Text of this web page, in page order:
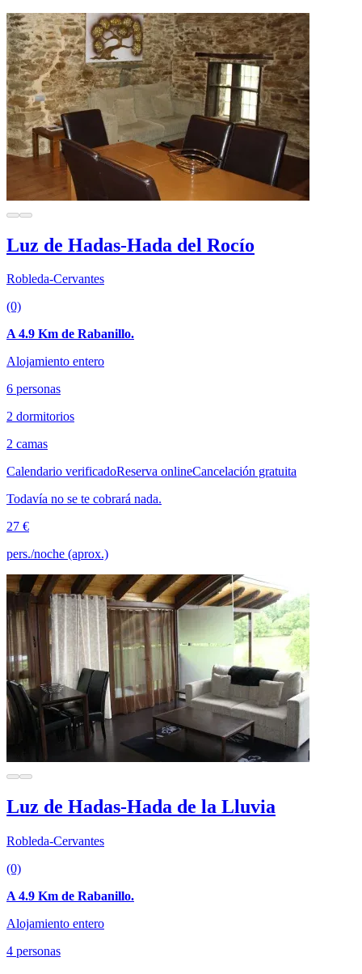
Luz de Hadas-Hada del Rocío
Robleda-Cervantes
(0)
A 4.9 Km de Rabanillo.
Alojamiento entero
6 personas
2 dormitorios
2 camas
Calendario verificadoReserva onlineCancelación gratuita
Todavía no se te cobrará nada.
27 €
pers./noche (aprox.)
Luz de Hadas-Hada de la Lluvia
Robleda-Cervantes
(0)
A 4.9 Km de Rabanillo.
Alojamiento entero
4 personas